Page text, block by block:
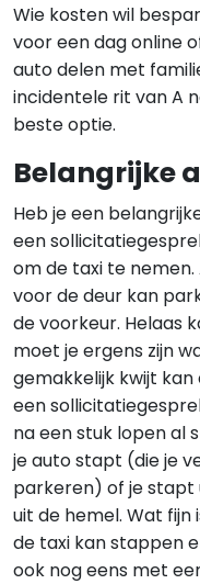
Wie kosten wil
voor een dag online
auto delen met
incidentele rit van A
beste optie.
Belangrijke
Heb je een
een
om de taxi te nemen.
voor de deur kan
de voorkeur. Helaas
moet je ergens zijn
gemakkelijk kwijt
een
na een stuk lopen al
je auto stapt (die je
parkeren) of je stapt
uit de hemel. Wat fijn
de taxi kan stappen
ook nog eens met